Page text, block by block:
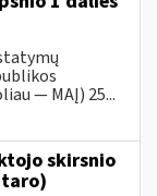
— MAĮ) 25...
skirsnio